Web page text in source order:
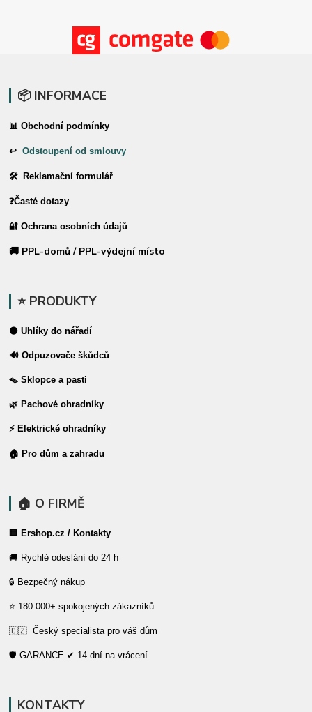
📦 INFORMACE
📊 Obchodní podmínky
↩Odstoupení od smlouvy
🛠 Reklamační formulář
❓Časté dotazy
🔐 Ochrana osobních údajů
🚚 PPL-domů / PPL-výdejní místo
⭐ PRODUKTY
⚫ Uhlíky do nářadí
🔊 Odpuzovače škůdců
🪤 Sklopce a pasti
🌿 Pachové ohradníky
⚡ Elektrické ohradníky
🏠 Pro dům a zahradu
🏠 O FIRMĚ
🏢 Ershop.cz / Kontakty
🚚 Rychlé odeslání do 24 h
🔒 Bezpečný nákup
⭐ 180 000+ spokojených zákazníků
🇨🇿 Český specialista pro váš dům
🛡️ GARANCE ✔ 14 dní na vrácení
KONTAKTY